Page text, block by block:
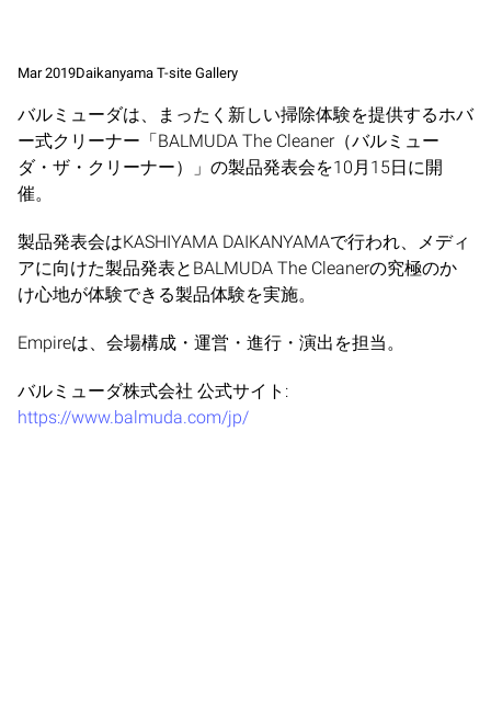
Mar 2019Daikanyama T-site Gallery
バルミューダは、まったく新しい掃除体験を提供するホバ
ー式クリーナー「BALMUDA The Cleaner（バルミュー
ダ・ザ・クリーナー）」の製品発表会を10月15日に開
催。
製品発表会はKASHIYAMA DAIKANYAMAで行われ、メディ
アに向けた製品発表とBALMUDA The Cleanerの究極のか
け心地が体験できる製品体験を実施。
Empireは、会場構成・運営・進行・演出を担当。
バルミューダ株式会社 公式サイト:
https://www.balmuda.com/jp/